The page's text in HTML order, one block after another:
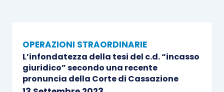
OPERAZIONI STRAORDINARIE
L’infondatezza della tesi del c.d. “incasso
giuridico” secondo una recente
pronuncia della Corte di Cassazione